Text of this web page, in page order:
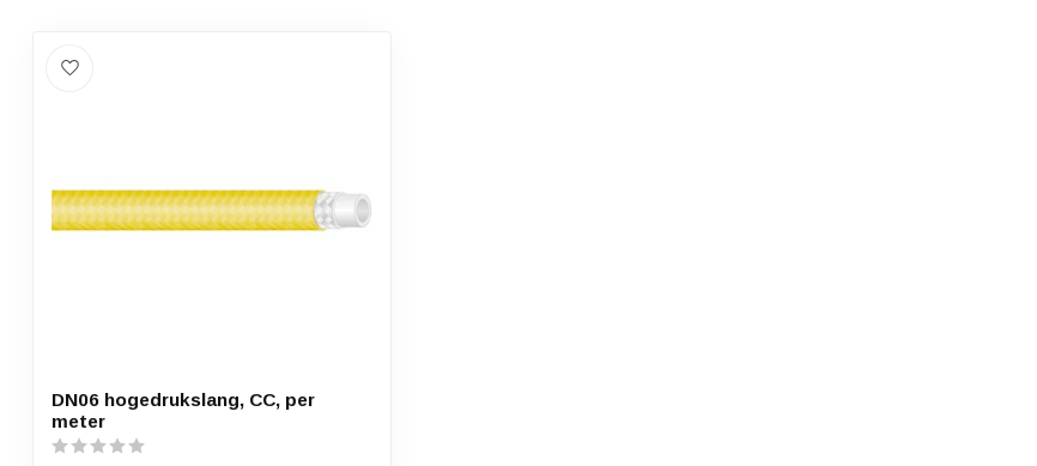
DN06 hogedrukslang, CC, per
meter